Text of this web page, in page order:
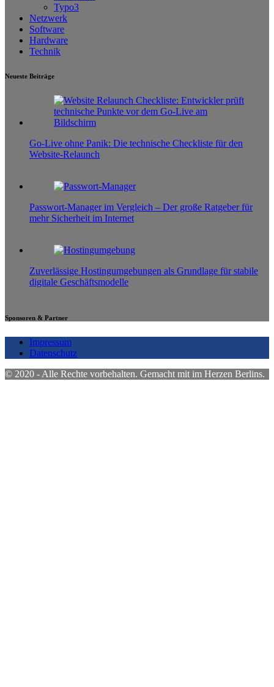
Typo3
Netzwerk
Software
Hardware
Technik
Neueste Beiträge
Go-Live ohne Panik: Die technische Checkliste für den
Website-Relaunch
Passwort-Manager im Vergleich – Der große Ratgeber für
mehr Sicherheit im Internet
Zuverlässige Hostingumgebungen als Grundlage für stabile
digitale Geschäftsmodelle
Sponsoren & Partner
Impressum
Datenschutz
© 2020 - Alle Rechte vorbehalten. Gemacht mit im Herzen Berlins.